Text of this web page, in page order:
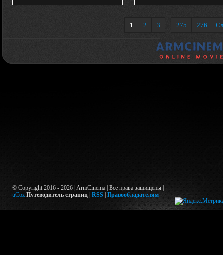
1 2 3 ... 275 276
© Copyright 2016 - 2026 | ArmCinema | Все права защищены |
uCoz Путеводитель страниц RSS Правообладателям